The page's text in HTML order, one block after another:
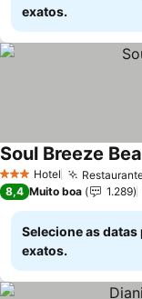
exatos.
3 EstrelasHotel
Soul Breeze
8,4 Muito boa 1.289
Selecione as
exatos.